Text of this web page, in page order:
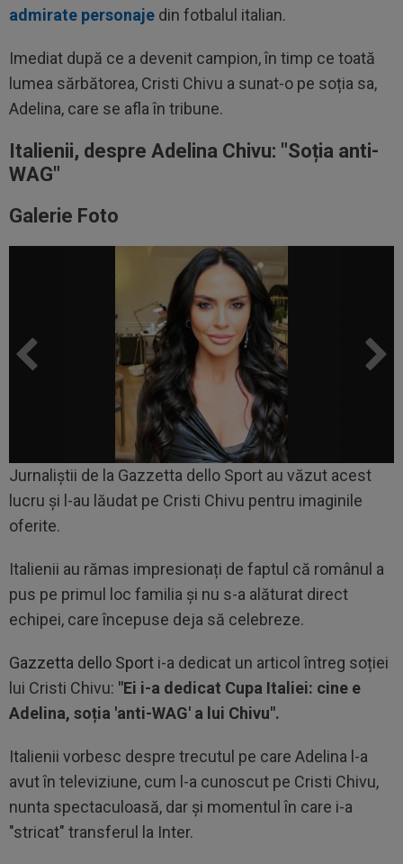
admirate personaje din fotbalul italian.
Imediat după ce a devenit campion, în timp ce toată
lumea sărbătorea, Cristi Chivu a sunat-o pe soția sa,
Adelina, care se afla în tribune.
Italienii, despre Adelina Chivu: "Soția anti-
WAG"
Galerie Foto
Jurnaliștii de la Gazzetta dello Sport au văzut acest
lucru și l-au lăudat pe Cristi Chivu pentru imaginile
oferite.
Italienii au rămas impresionați de faptul că românul a
pus pe primul loc familia și nu s-a alăturat direct
echipei, care începuse deja să celebreze.
Gazzetta dello Sport i-a dedicat un articol întreg soției
lui Cristi Chivu: "Ei i-a dedicat Cupa Italiei: cine e
Adelina, soția 'anti-WAG' a lui Chivu".
Italienii vorbesc despre trecutul pe care Adelina l-a
avut în televiziune, cum l-a cunoscut pe Cristi Chivu,
nunta spectaculoasă, dar și momentul în care i-a
"stricat" transferul la Inter.